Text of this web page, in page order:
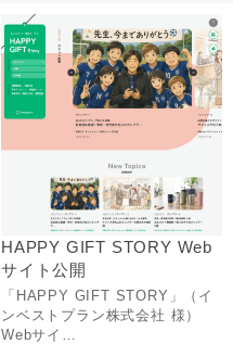
HAPPY GIFT STORY Web
サイト公開
「HAPPY GIFT STORY」（イ
ンベストプラン株式会社 様）
Webサイ…